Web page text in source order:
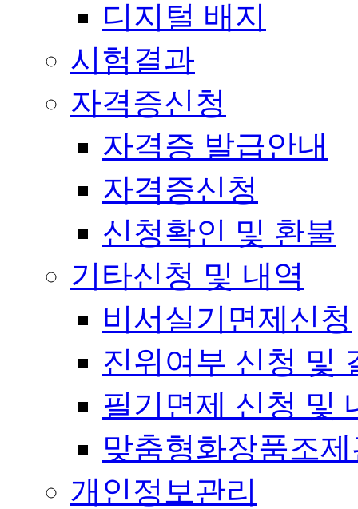
디지털 배지
시험결과
자격증신청
자격증 발급안내
자격증신청
신청확인 및 환불
기타신청 및 내역
비서실기면제신청
진위여부 신청 및
필기면제 신청 및
맞춤형화장품조
개인정보관리